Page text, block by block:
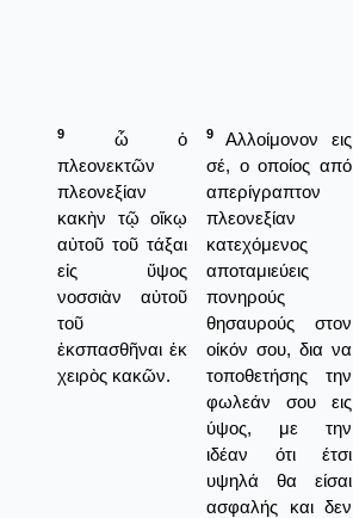
9
ὦ ὁ
πλεονεκτῶν
πλεονεξίαν
κακὴν τῷ οἴκῳ
αὐτοῦ τοῦ τάξαι
εἰς ὕψος
νοσσιὰν αὐτοῦ
τοῦ
ἐκσπασθῆναι ἐκ
χειρὸς κακῶν.
9
Αλλοίμονον εις
σέ, ο οποίος από
απερίγραπτον
πλεονεξίαν
κατεχόμενος
αποταμιεύεις
πονηρούς
θησαυρούς στον
οίκόν σου, δια να
τοποθετήσης την
φωλεάν σου εις
ύψος, με την
ιδέαν ότι έτσι
υψηλά θα είσαι
ασφαλής και δεν